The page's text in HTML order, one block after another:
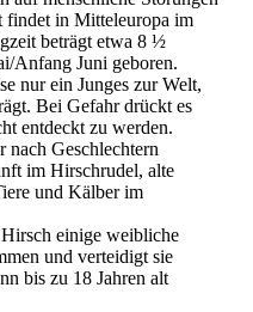
findet in Mitteleuropa im
beträgt etwa 8 ½
Anfang Juni geboren.
nur ein Junges zur Welt,
Bei Gefahr drückt es
entdeckt zu werden.
nach Geschlechtern
im Hirschrudel, alte
und Kälber im
einige weibliche
und verteidigt sie
bis zu 18 Jahren alt